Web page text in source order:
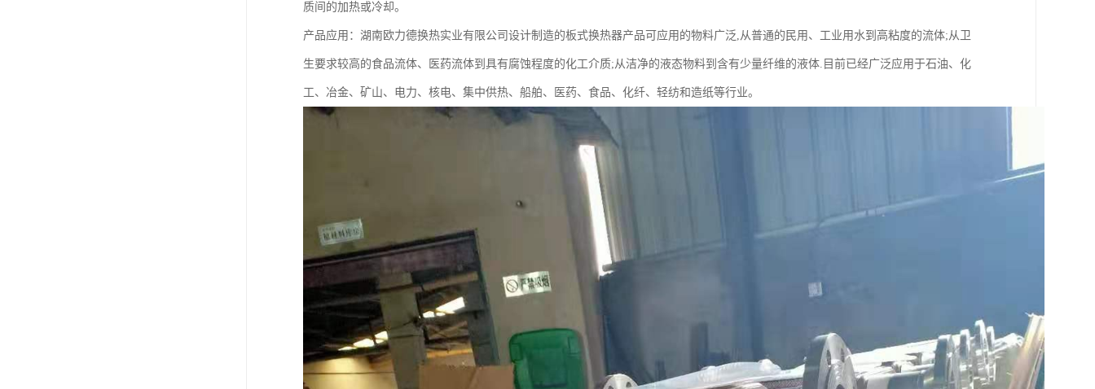
质间的加热或冷却。
产品应用：湖南欧力德换热实业有限公司设计制造的板式换热器产品可应用的物料广泛,从普通的民用、工业用水到高粘度的流体;从卫
生要求较高的食品流体、医药流体到具有腐蚀程度的化工介质;从洁净的液态物料到含有少量纤维的液体.目前已经广泛应用于石油、化
工、冶金、矿山、电力、核电、集中供热、船舶、医药、食品、化纤、轻纺和造纸等行业。